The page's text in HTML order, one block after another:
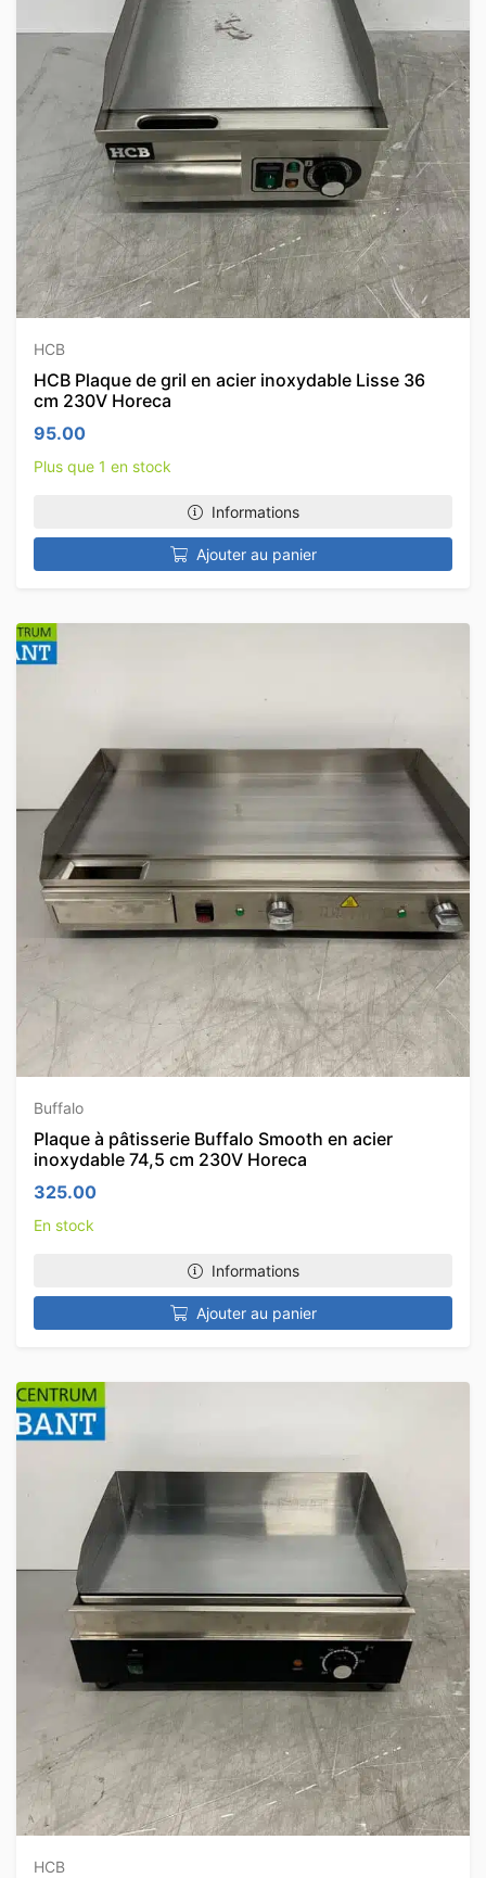
HCB
HCB Plaque de gril en acier inoxydable Lisse 36
cm 230V Horeca
95.00
Plus que 1 en stock
Informations
Ajouter au panier
Buffalo
Plaque à pâtisserie Buffalo Smooth en acier
inoxydable 74,5 cm 230V Horeca
325.00
En stock
Informations
Ajouter au panier
HCB